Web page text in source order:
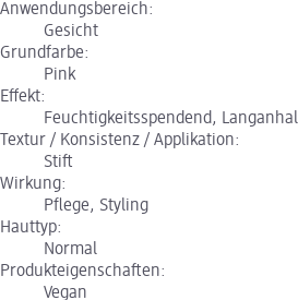
Anwendungsbereich:
Gesicht
Grundfarbe:
Pink
Effekt:
Feuchtigkeitsspendend,
Textur / Konsistenz / Applikation:
Stift
Wirkung:
Pflege, Styling
Hauttyp:
Normal
Produkteigenschaften:
Vegan